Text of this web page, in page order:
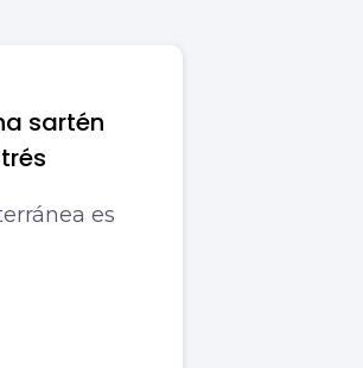
sartén
es